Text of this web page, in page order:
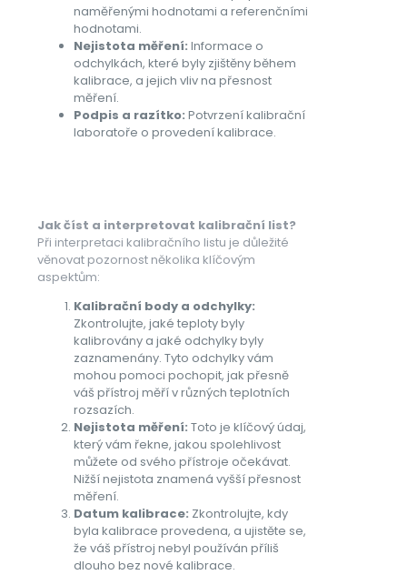
naměřenými hodnotami a referenčními
hodnotami.
Nejistota měření: Informace o
odchylkách, které byly zjištěny během
kalibrace, a jejich vliv na přesnost
měření.
Podpis a razítko: Potvrzení kalibrační
laboratoře o provedení kalibrace.
Jak číst a interpretovat kalibrační list?
Při interpretaci kalibračního listu je důležité
věnovat pozornost několika klíčovým
aspektům:
Kalibrační body a odchylky:
Zkontrolujte, jaké teploty byly
kalibrovány a jaké odchylky byly
zaznamenány. Tyto odchylky vám
mohou pomoci pochopit, jak přesně
váš přístroj měří v různých teplotních
rozsazích.
Nejistota měření: Toto je klíčový údaj,
který vám řekne, jakou spolehlivost
můžete od svého přístroje očekávat.
Nižší nejistota znamená vyšší přesnost
měření.
Datum kalibrace: Zkontrolujte, kdy
byla kalibrace provedena, a ujistěte se,
že váš přístroj nebyl používán příliš
dlouho bez nové kalibrace.